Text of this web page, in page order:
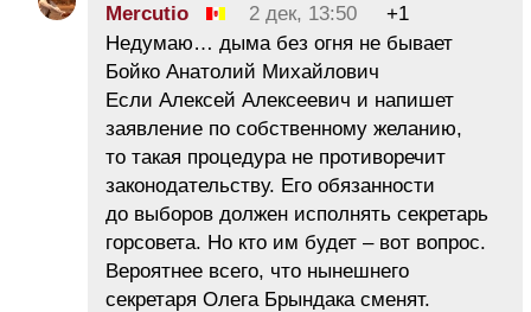
Mercutio 2 дек, 13:50
+1
Недумаю… дыма без огня не бывает
Бойко Анатолий Михайлович
Если Алексей Алексеевич и напишет
заявление по собственному желанию,
то такая процедура не противоречит
законодательству. Его обязанности
до выборов должен исполнять секретарь
горсовета. Но кто им будет – вот вопрос.
Вероятнее всего, что нынешнего
секретаря Олега Брындака сменят.